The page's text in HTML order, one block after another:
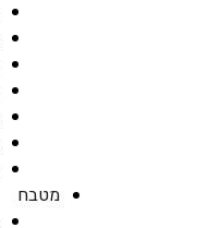
מטבח